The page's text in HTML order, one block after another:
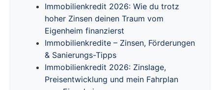
Immobilienkredit 2026: Wie du trotz
hoher Zinsen deinen Traum vom
Eigenheim finanzierst
Immobilienkredite – Zinsen, Förderungen
& Sanierungs-Tipps
Immobilienkredit 2026: Zinslage,
Preisentwicklung und mein Fahrplan